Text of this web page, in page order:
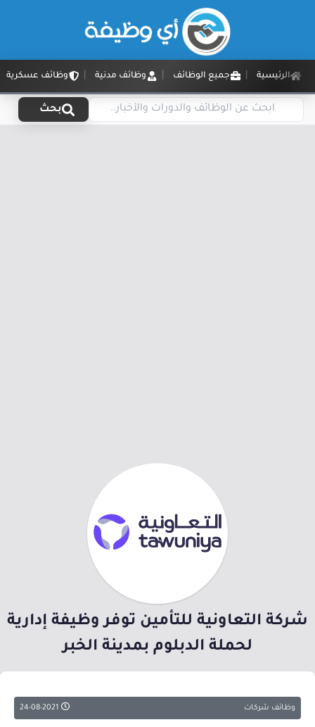
الرئيسية جميع الوظائف وظائف مدنية وظائف عسكرية
بحث
شركة التعاونية للتأمين توفر وظيفة إدارية
لحملة الدبلوم بمدينة الخبر
وظائف شركات